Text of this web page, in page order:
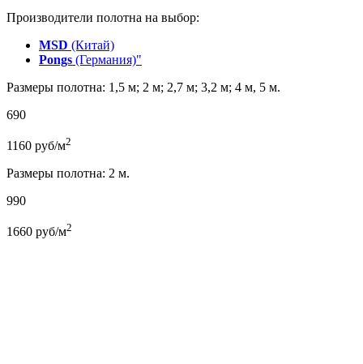
Производители полотна на выбор:
MSD (Китай)
Pongs (Германия)"
Размеры полотна: 1,5 м; 2 м; 2,7 м; 3,2 м; 4 м, 5 м.
690
1160 руб/м2
Размеры полотна: 2 м.
990
1660 руб/м2